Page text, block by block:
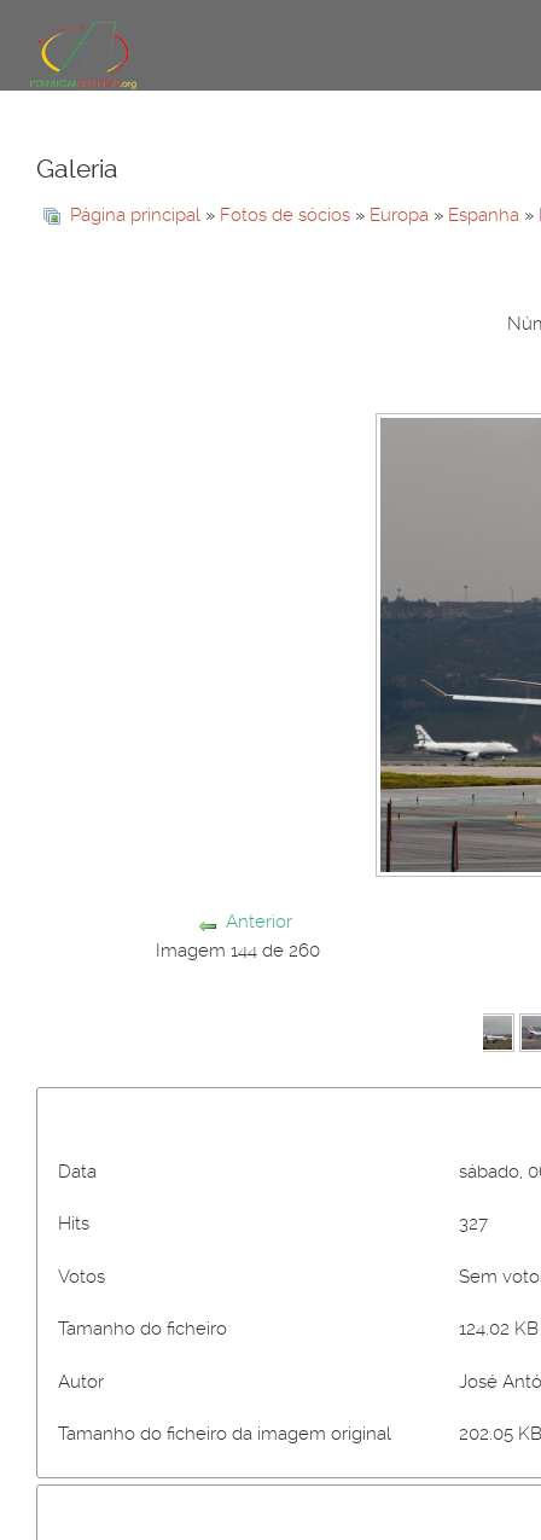
Galeria
Página principal » Fotos de sócios » Europa » Espanha »
Anterior
Imagem 144 de 260
Data sábado,
Hits 327
Votos Sem
Tamanho do ficheiro 124.02
Autor José
Tamanho do ficheiro da imagem original 202.05